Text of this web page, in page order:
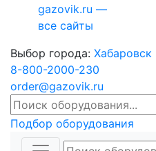
gazovik.ru —
все сайты
Выбор города: Хабаровск
8-800-2000-230
order@gazovik.ru
Подбор оборудования